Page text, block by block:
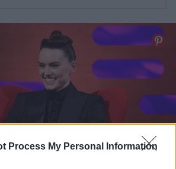
Process My Personal Information